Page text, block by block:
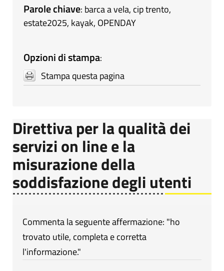
Parole chiave: barca a vela, cip trento,
estate2025, kayak, OPENDAY
Opzioni di stampa:
Stampa questa pagina
Direttiva per la qualità dei
servizi on line e la
misurazione della
soddisfazione degli utenti
Commenta la seguente affermazione: "ho
trovato utile, completa e corretta
l'informazione."